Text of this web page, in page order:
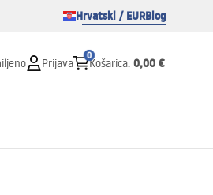
Hrvatski / EURBlog
Prijava
0
Košarica: 0,00 €